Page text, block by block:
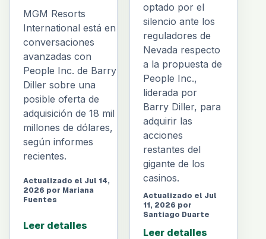
MGM Resorts
International está en
conversaciones
avanzadas con
People Inc. de Barry
Diller sobre una
posible oferta de
adquisición de 18 mil
millones de dólares,
según informes
recientes.
Actualizado el Jul 14,
2026 por Mariana
Fuentes
Leer detalles
optado por el
silencio ante los
reguladores de
Nevada respecto
a la propuesta de
People Inc.,
liderada por
Barry Diller, para
adquirir las
acciones
restantes del
gigante de los
casinos.
Actualizado el Jul
11, 2026 por
Santiago Duarte
Leer detalles